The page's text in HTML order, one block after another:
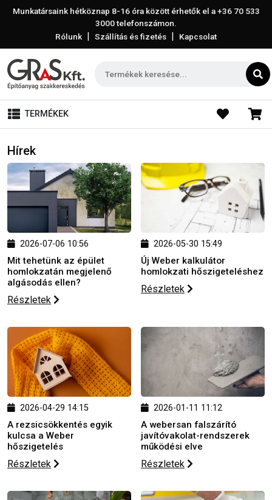
Munkatársaink hétköznap 8-16 óra között érhetők el a+36 70 533
3000telefonszámon.
Rólunk | Szállítás és fizetés | Kapcsolat
TERMÉKEK
Hírek
2026-07-06 10:56
Mit tehetünk az épület
homlokzatán megjelenő
algásodás ellen?
Részletek
2026-05-30 15:49
Új Weber kalkulátor
homlokzati hőszigeteléshez
Részletek
2026-04-29 14:15
A rezsicsökkentés egyik
kulcsa a Weber
hőszigetelés
Részletek
2026-01-11 11:12
A webersan falszárító
javítóvakolat-rendszerek
működési elve
Részletek